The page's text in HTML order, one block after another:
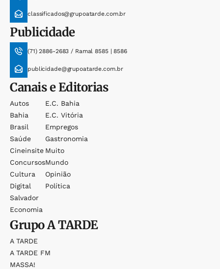
classificados@grupoatarde.com.br
Publicidade
(71) 2886-2683 / Ramal 8585 | 8586
publicidade@grupoatarde.com.br
Canais e Editorias
Autos
Bahia
Brasil
Saúde
Cineinsite
Concursos
Cultura
Digital
Salvador
Economia
E.c. Bahia
E.c. Vitória
Empregos
Gastronomia
Muito
Mundo
Opinião
Política
GrupoA TARDE
A TARDE
A TARDE FM
MASSA!